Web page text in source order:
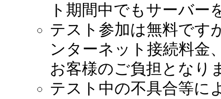
ト期間中でもサーバ
テスト参加は無料です
ンターネット接続料金
お客様のご負担となり
テスト中の不具合等に